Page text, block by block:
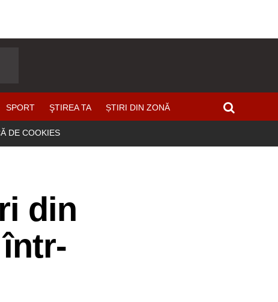
SPORT ŞTIREA TA ȘTIRI DIN ZONĂ
DE COOKIES
din